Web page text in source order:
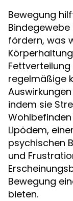
Bewegung
fördern, was
regelmäßige
indem sie
Lipödem,
psychischen
und
Bewegung
bieten.